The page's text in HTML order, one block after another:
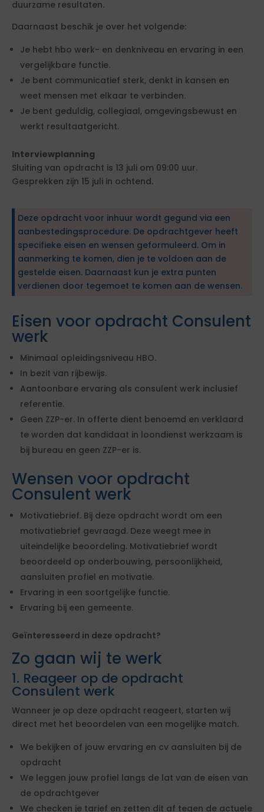
duurzame resultaten.
Daarnaast beschik je over het volgende:
Je hebt hbo werk- en denkniveau en ervaring in een
vergelijkbare functie.
Je bent communicatief sterk, denkt in kansen en
weet mensen met elkaar te verbinden.
Je bent geduldig, collegiaal, omgevingsbewust en
werkt resultaatgericht.
Interviewplanning
Sluiting van opdracht is 13 juli om 09:00 uur.
Gesprekken zijn 15 juli in ochtend.
Deze opdracht voor inhuur wordt gegund via een
aanbestedingsprocedure. De opdrachtgever heeft
specifieke eisen en wensen geformuleerd. Om in
aanmerking te komen, dien je te voldoen aan de
gestelde eisen. Daarnaast kun je extra punten
verdienen door tegemoet te komen aan de wensen.
Eisen voor opdracht Consulent
werk
Minimaal opleidingsniveau HBO.
In bezit van rijbewijs.
Aantoonbare ervaring als consulent werk inclusief
referentie.
Geen ZZP-er. In offerte dient benoemd en verklaard
te worden dat kandidaat in loondienst werkzaam is
bij bureau en geen ZZP-er is.
Wensen voor opdracht
Consulent werk
Motivatiebrief. Bij deze opdracht wordt om een
motivatiebrief gevraagd. Deze weegt mee in
uiteindelijke beoordeling. Motivatiebrief wordt
beoordeeld op onderbouwing, persoonlijkheid,
aansluiten profiel en motivatie.
Ervaring in een soortgelijke functie.
Ervaring bij een gemeente.
Geïnteresseerd in deze opdracht?
Zo gaan wij te werk
1. Reageer op de opdracht
Consulent werk
Wanneer je op deze opdracht reageert, starten wij
direct met het beoordelen van een mogelijke match.
We bekijken of jouw ervaring en cv aansluiten bij de
opdracht
We leggen jouw profiel langs de lat van de eisen van
de opdrachtgever
We checken je tarief en zetten dit af tegen de actuele